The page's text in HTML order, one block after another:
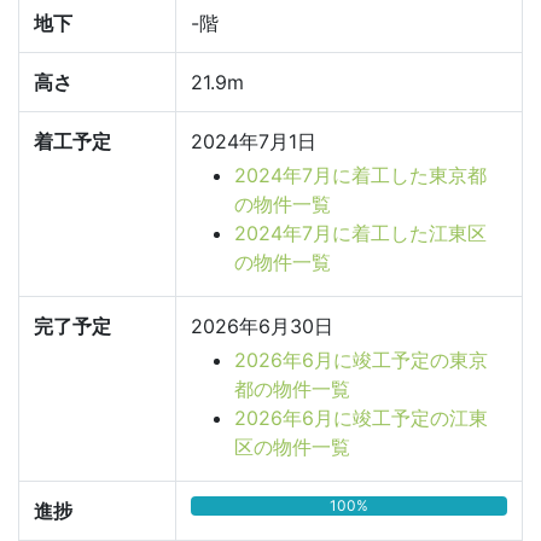
地下 -階
高さ 21.9m
着工予定
2024年7月1日
2024年7月に着工した東京都
の物件一覧
2024年7月に着工した江東区
の物件一覧
完了予定
2026年6月30日
2026年6月に竣工予定の東京
都の物件一覧
2026年6月に竣工予定の江東
区の物件一覧
進捗 100%